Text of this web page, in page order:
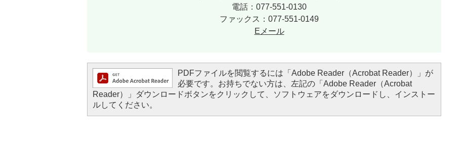
電話：077-551-0130
ファックス：077-551-0149
Eメール
PDFファイルを閲覧するには「Adobe Reader（Acrobat Reader）」が
必要です。お持ちでない方は、左記の「Adobe Reader（Acrobat
Reader）」ダウンロードボタンをクリックして、ソフトウェアをダウンロードし、インストー
ルしてください。